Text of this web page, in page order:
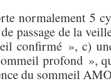
normalement 5
passage de la
confirmé », c)
profond »,
du sommeil